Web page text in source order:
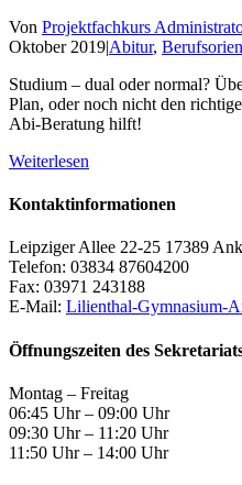
Von Projektfachkurs
Oktober 2019|Abitur,
Studium – dual oder normal?
Plan, oder noch nicht den
Abi-Beratung hilft!
Weiterlesen
Kontaktinformationen
Leipziger Allee 22-25 17389
Telefon: 03834 87604200
Fax: 03971 243188
E-Mail: Lilienthal-Gymnasium-
Öffnungszeiten des
Montag – Freitag
06:45 Uhr – 09:00 Uhr
09:30 Uhr – 11:20 Uhr
11:50 Uhr – 14:00 Uhr